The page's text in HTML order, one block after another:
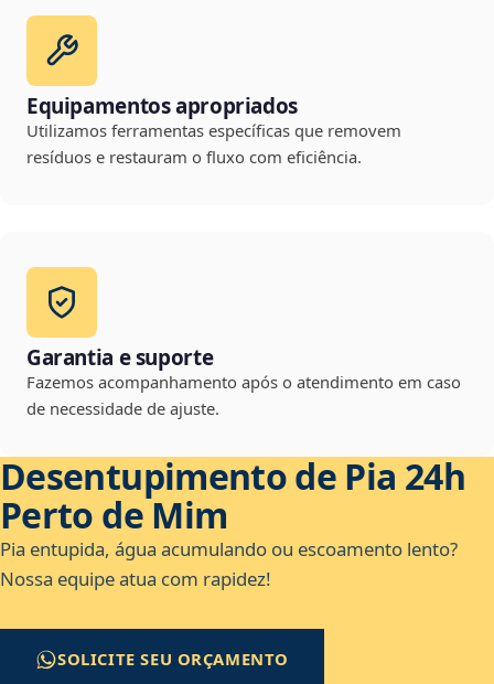
Equipamentos apropriados
Utilizamos ferramentas específicas que removem
resíduos e restauram o fluxo com eficiência.
Garantia e suporte
Fazemos acompanhamento após o atendimento em caso
de necessidade de ajuste.
Desentupimento de Pia 24h
Perto de Mim
Pia entupida, água acumulando ou escoamento lento?
Nossa equipe atua com rapidez!
SOLICITE SEU ORÇAMENTO